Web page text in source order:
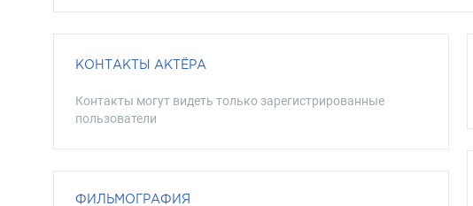
КОНТАКТЫ АКТЁРА
Контакты могут видеть только зарегистрированные
пользователи
ФИЛЬМОГРАФИЯ